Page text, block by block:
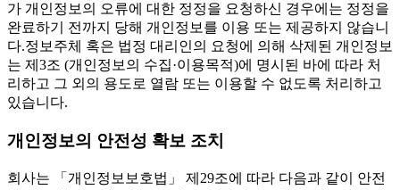
가 개인정보의 오류에 대한 정정을 요청하신 경우에는 정정을
완료하기 전까지 당해 개인정보를 이용 또는 제공하지 않습니
다.정보주체 혹은 법정 대리인의 요청에 의해 삭제된 개인정보
는 제3조 (개인정보의 수집·이용목적)에 명시된 바에 따라 처
리하고 그 외의 용도로 열람 또는 이용할 수 없도록 처리하고
있습니다.
개인정보의 안전성 확보 조치
회사는 「개인정보보호법」 제29조에 따라 다음과 같이 안전